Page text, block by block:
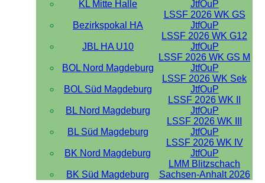
KL Mitte Halle
JtfOuP
Bezirkspokal HA
LSSF 2026 WK GS
JtfOuP
JBL HA U10
LSSF 2026 WK G12
JtfOuP
BOL Nord Magdeburg
LSSF 2026 WK GS M
JtfOuP
BOL Süd Magdeburg
LSSF 2026 WK Sek
JtfOuP
BL Nord Magdeburg
LSSF 2026 WK II
JtfOuP
BL Süd Magdeburg
LSSF 2026 WK III
JtfOuP
BK Nord Magdeburg
LSSF 2026 WK IV
JtfOuP
BK Süd Magdeburg
LMM Blitzschach
Sachsen-Anhalt 2026